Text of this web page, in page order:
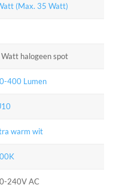
(Max. 35 Watt)
halogeen spot
400 Lumen
warm wit
240V AC